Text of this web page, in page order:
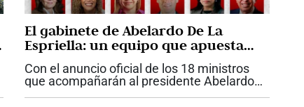
El gabinete de Abelardo De La
Espriella: un equipo que apuesta
por la experiencia para gobernar
Con el anuncio oficial de los 18 ministros
que acompañarán al presidente Abelardo
De La Espriella, el nuevo Gobierno comienza